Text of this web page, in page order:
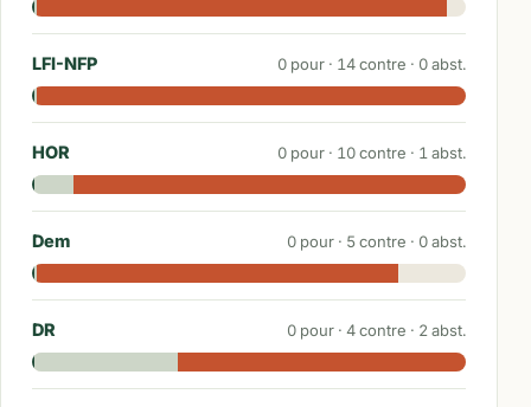
LFI-NFP 0 pour · 14contre · 0abst.
HOR 0 pour · 10contre · 1 abst.
Dem 0 pour · 5contre · 0abst.
DR 0 pour · 4contre · 2 abst.